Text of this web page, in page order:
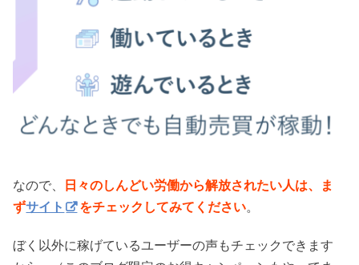
なので、
日々のしんどい労働から解放されたい人は、ま
ずサイト をチェックしてみてください。
ぼく以外に稼げているユーザーの声もチェックできます